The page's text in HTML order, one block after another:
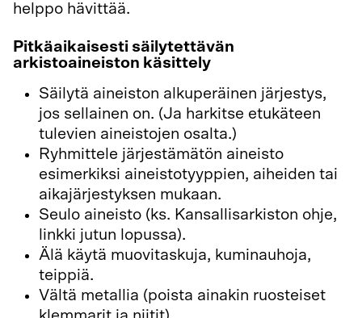
helppo hävittää.
Pitkäaikaisesti säilytettävän
arkistoaineiston käsittely
Säilytä aineiston alkuperäinen järjestys,
jos sellainen on. (Ja harkitse etukäteen
tulevien aineistojen osalta.)
Ryhmittele järjestämätön aineisto
esimerkiksi aineistotyyppien, aiheiden tai
aikajärjestyksen mukaan.
Seulo aineisto (ks. Kansallisarkiston ohje,
linkki jutun lopussa).
Älä käytä muovitaskuja, kuminauhoja,
teippiä.
Vältä metallia (poista ainakin ruosteiset